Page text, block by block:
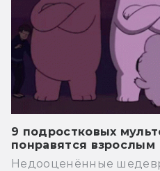
9 подростковых
понравятся взрослым
Недооценённые